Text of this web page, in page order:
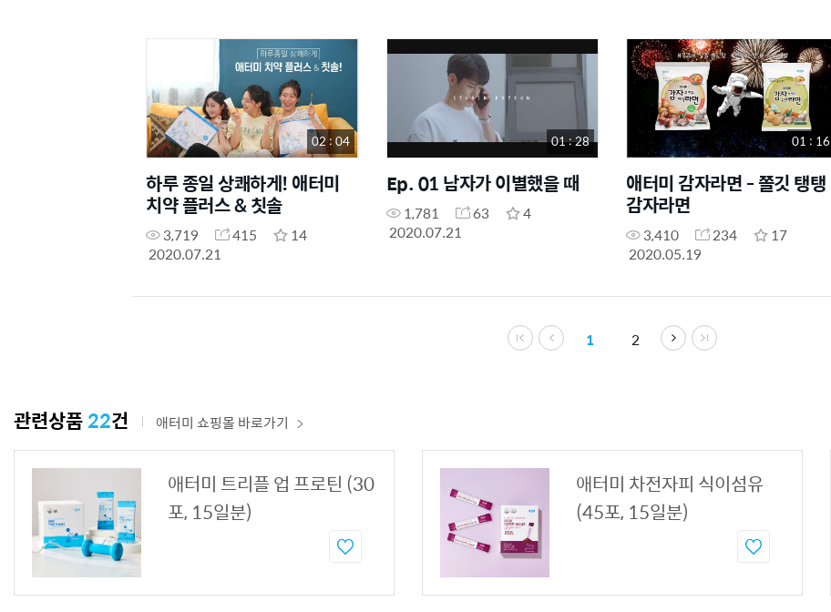
02 : 04
하루 종일 상쾌하게! 애터미
치약 플러스 & 칫솔
3,719 415
14
2020.07.21
01 : 28
Ep. 01 남자가 이별했을 때
1,781 63
4
2020.07.21
01 : 16
애터미 감자라면 - 쫄깃 탱탱
감자라면
3,410 234
17
2020.05.19
1 2
관련상품22건 애터미 쇼핑몰 바로가기
애터미 트리플 업 프로틴 (30
포, 15일분)
애터미 차전자피 식이섬유
(45포, 15일분)